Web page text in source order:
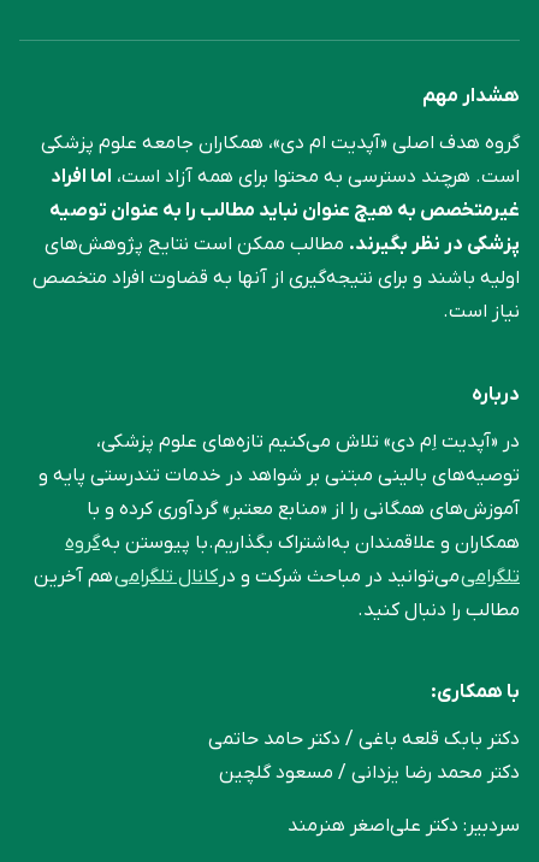
هشدار مهم
گروه هدف اصلی «آپدیت ام دی»، همکاران جامعه علوم ‌پزشکی
است. هرچند دسترسی به محتوا برای همه آزاد است، اما افراد
غیرمتخصص به هیچ عنوان نباید مطالب را به عنوان توصیه
پزشکی در نظر بگیرند. مطالب ممکن است نتایج پژوهش‌های
اولیه باشند و برای نتیجه‌گیری از آنها به قضاوت افراد متخصص
نیاز است.
درباره
در «آپدیت اِم دی» تلاش می‌کنیم تازه‌های علوم پزشکی،
توصیه‌های بالینی مبتنی بر شواهد در خدمات تندرستی پایه و
آموزش‌های همگانی را از «منابع معتبر» گردآوری کرده و با
همکاران و علاقمندان به‌اشتراک بگذاریم.با پیوستن بهگروه
تلگرامیمی‌توانید در مباحث شرکت و درکانال تلگرامیهم آخرین
مطالب را دنبال کنید.
با همکاری:
دکتر بابک قلعه‌ باغی / دکتر حامد حاتمی
دکتر محمد رضا یزدانی / مسعود گلچین
سردبیر: دکتر علی‌اصغر هنرمند